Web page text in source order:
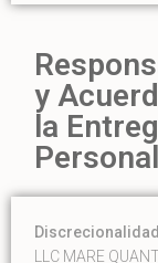
y
la
Personal
LLC MARE